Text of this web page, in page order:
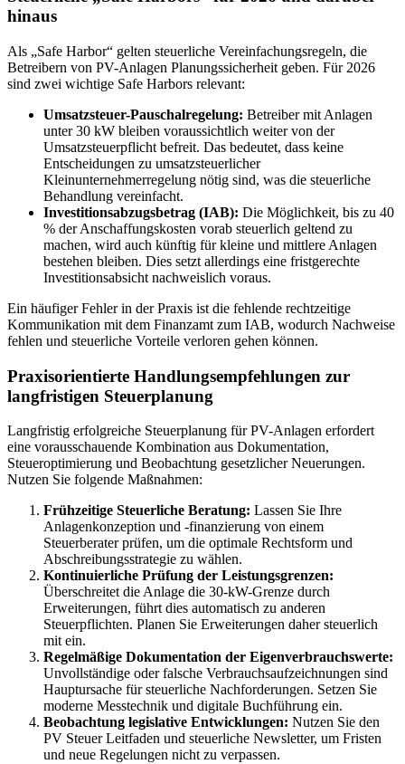
hinaus
Als „Safe Harbor“ gelten steuerliche Vereinfachungsregeln, die
Betreibern von PV-Anlagen Planungssicherheit geben. Für 2026
sind zwei wichtige Safe Harbors relevant:
Umsatzsteuer-Pauschalregelung: Betreiber mit Anlagen
unter 30 kW bleiben voraussichtlich weiter von der
Umsatzsteuerpflicht befreit. Das bedeutet, dass keine
Entscheidungen zu umsatzsteuerlicher
Kleinunternehmerregelung nötig sind, was die steuerliche
Behandlung vereinfacht.
Investitionsabzugsbetrag (IAB): Die Möglichkeit, bis zu 40
% der Anschaffungskosten vorab steuerlich geltend zu
machen, wird auch künftig für kleine und mittlere Anlagen
bestehen bleiben. Dies setzt allerdings eine fristgerechte
Investitionsabsicht nachweislich voraus.
Ein häufiger Fehler in der Praxis ist die fehlende rechtzeitige
Kommunikation mit dem Finanzamt zum IAB, wodurch Nachweise
fehlen und steuerliche Vorteile verloren gehen können.
Praxisorientierte Handlungsempfehlungen zur
langfristigen Steuerplanung
Langfristig erfolgreiche Steuerplanung für PV-Anlagen erfordert
eine vorausschauende Kombination aus Dokumentation,
Steueroptimierung und Beobachtung gesetzlicher Neuerungen.
Nutzen Sie folgende Maßnahmen:
Frühzeitige Steuerliche Beratung: Lassen Sie Ihre
Anlagenkonzeption und -finanzierung von einem
Steuerberater prüfen, um die optimale Rechtsform und
Abschreibungsstrategie zu wählen.
Kontinuierliche Prüfung der Leistungsgrenzen:
Überschreitet die Anlage die 30-kW-Grenze durch
Erweiterungen, führt dies automatisch zu anderen
Steuerpflichten. Planen Sie Erweiterungen daher steuerlich
mit ein.
Regelmäßige Dokumentation der Eigenverbrauchswerte:
Unvollständige oder falsche Verbrauchsaufzeichnungen sind
Hauptursache für steuerliche Nachforderungen. Setzen Sie
moderne Messtechnik und digitale Buchführung ein.
Beobachtung legislative Entwicklungen: Nutzen Sie den
PV Steuer Leitfaden und steuerliche Newsletter, um Fristen
und neue Regelungen nicht zu verpassen.